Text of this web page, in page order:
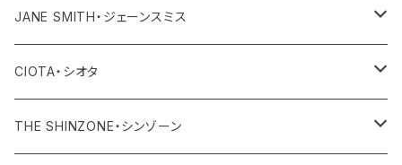
その他
ワンピース・オールインワン
その他
トップス
ボトム
ワンピース・サロペット
JANE SMITH・ジェーンスミス
アウター
トップス
CIOTA・シオタ
アウター
THE SHINZONE・シンゾーン